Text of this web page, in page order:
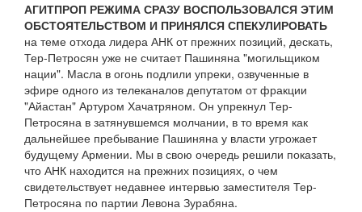
АГИТПРОП РЕЖИМА СРАЗУ ВОСПОЛЬЗОВАЛСЯ ЭТИМ
ОБСТОЯТЕЛЬСТВОМ И ПРИНЯЛСЯ СПЕКУЛИРОВАТЬ
на теме отхода лидера АНК от прежних позиций, дескать,
Тер-Петросян уже не считает Пашиняна "могильщиком
нации". Масла в огонь подлили упреки, озвученные в
эфире одного из телеканалов депутатом от фракции
"Айастан" Артуром Хачатряном. Он упрекнул Тер-
Петросяна в затянувшемся молчании, в то время как
дальнейшее пребывание Пашиняна у власти угрожает
будущему Армении. Мы в свою очередь решили показать,
что АНК находится на прежних позициях, о чем
свидетельствует недавнее интервью заместителя Тер-
Петросяна по партии Левона Зурабяна.